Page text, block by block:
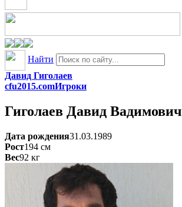
Найти
Давид Гиголаев
cfu2015.comИгроки
Гиголаев Давид Вадимович
Дата рождения31.03.1989
Рост194 см
Вес92 кг